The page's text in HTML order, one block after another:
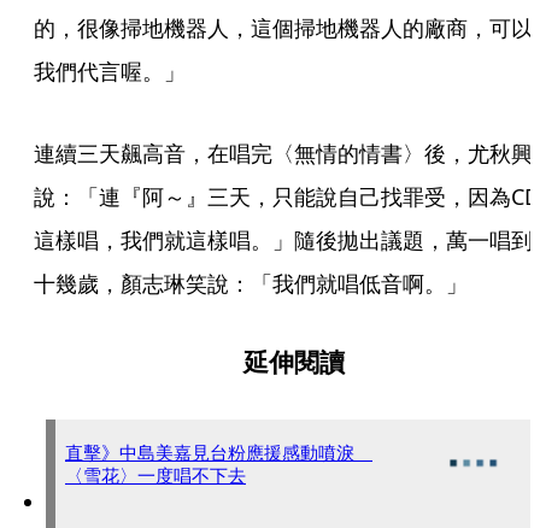
的，很像掃地機器人，這個掃地機器人的廠商，可以
我們代言喔。」
連續三天飆高音，在唱完〈無情的情書〉後，尤秋興
說：「連『阿～』三天，只能說自己找罪受，因為CD
這樣唱，我們就這樣唱。」隨後拋出議題，萬一唱到
十幾歲，顏志琳笑說：「我們就唱低音啊。」
延伸閱讀
直擊》中島美嘉見台粉應援感動噴淚
〈雪花〉一度唱不下去